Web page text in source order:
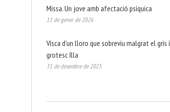
Missa. Un jove amb afectació psíquica
11 de gener de 2026
Visca d’un lloro que sobreviu malgrat el gris i
grotesc Illa
31 de desembre de 2025